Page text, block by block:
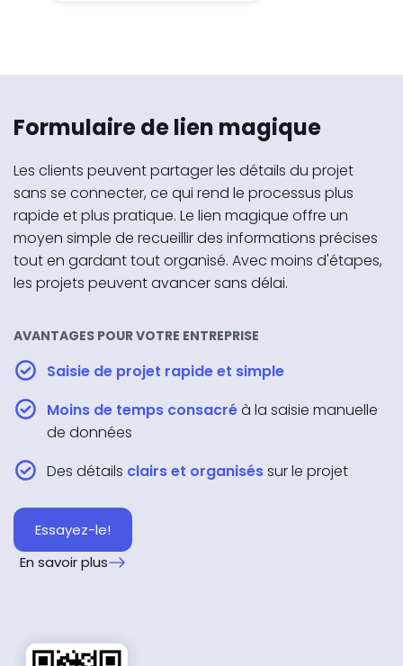
Formulaire de lien magique
Les clients peuvent partager les détails du projet
sans se connecter, ce qui rend le processus plus
rapide et plus pratique. Le lien magique offre un
moyen simple de recueillir des informations précises
tout en gardant tout organisé. Avec moins d'étapes,
les projets peuvent avancer sans délai.
AVANTAGES POUR VOTRE ENTREPRISE
Saisie de projet rapide et simple
Moins de temps consacréà la saisie manuelle
de données
Des détails clairs et organiséssur le projet
Essayez-le!
En savoir plus